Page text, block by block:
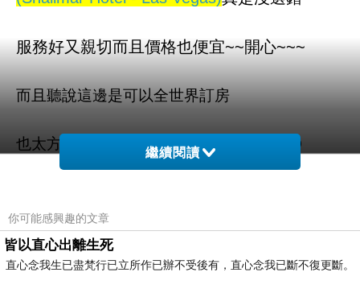
服務好又親切而且價格也便宜~~開心~~~
而且聽說這邊是可以全世界訂房
也太方便了吧！！不用在那邊找翻譯啦ＱＱ
Vegas) 的介紹在下面
如果有興趣到這附近玩的，不妨可以看看喔！
繼續閱讀
你可能感興趣的文章
皆以直心出離生死
直心念我生已盡梵行已立所作已辦不受後有，直心念我已斷不復更斷。